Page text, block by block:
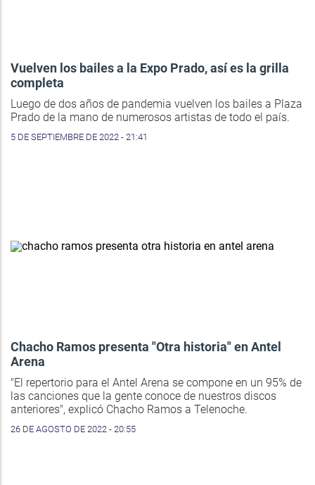
Vuelven los bailes a la Expo Prado, así es la grilla
completa
Luego de dos años de pandemia vuelven los bailes a Plaza
Prado de la mano de numerosos artistas de todo el país.
5 DE SEPTIEMBRE DE 2022 - 21:41
Chacho Ramos presenta "Otra historia" en Antel
Arena
"El repertorio para el Antel Arena se compone en un 95% de
las canciones que la gente conoce de nuestros discos
anteriores", explicó Chacho Ramos a Telenoche.
26 DE AGOSTO DE 2022 - 20:55